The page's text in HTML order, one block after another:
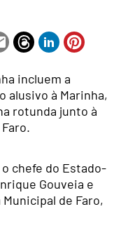
incluem a
alusivo à Marinha,
rotunda junto à
chefe do Estado-
Gouveia e
de Faro,